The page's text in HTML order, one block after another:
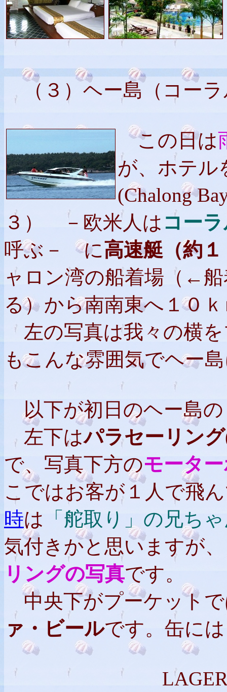
（３）ヘー島（コー
この日は
が、ホテル
(Chalong
３） －欧米人はコー
呼ぶ－ に高速艇（約
ャロン湾の船着場（←
る）から南南東へ１０
左の写真は我々の横を
もこんな雰囲気でヘー
以下が初日のヘー島の
左下はパラセーリン
で、写真下方のモータ
こではお客が１人で飛
時は「舵取り」の兄ち
気付きかと思いますが、
リングの写真です。
中央下がプーケットで
ァ・ビールです。缶には
LAGER